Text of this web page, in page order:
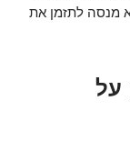
מנסה לתזמן את
על